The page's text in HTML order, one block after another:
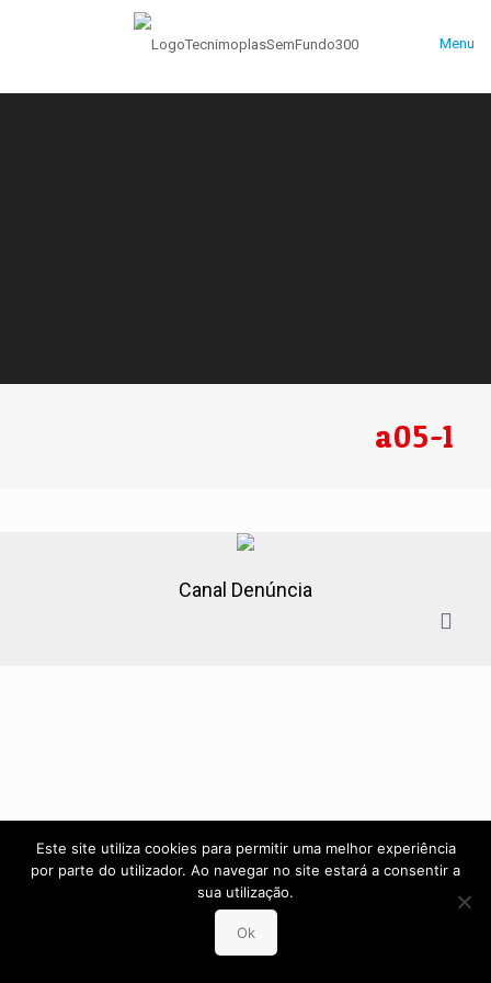
Menu
a05-1
Canal Denúncia
Este site utiliza cookies para permitir uma melhor experiência
por parte do utilizador. Ao navegar no site estará a consentir a
sua utilização.
Ok